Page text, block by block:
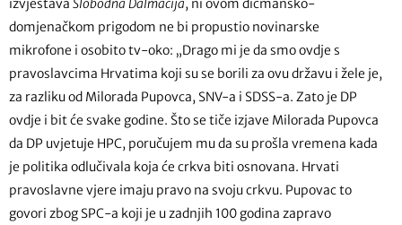
izvještava Slobodna Dalmacija, ni ovom dicmansko-
domjenačkom prigodom ne bi propustio novinarske
mikrofone i osobito tv-oko: „Drago mi je da smo ovdje s
pravoslavcima Hrvatima koji su se borili za ovu državu i žele je,
za razliku od Milorada Pupovca, SNV-a i SDSS-a. Zato je DP
ovdje i bit će svake godine. Što se tiče izjave Milorada Pupovca
da DP uvjetuje HPC, poručujem mu da su prošla vremena kada
je politika odlučivala koja će crkva biti osnovana. Hrvati
pravoslavne vjere imaju pravo na svoju crkvu. Pupovac to
govori zbog SPC-a koji je u zadnjih 100 godina zapravo